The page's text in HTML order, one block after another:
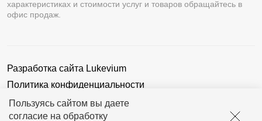
Пользуясь сайтом вы даете
согласие на обработку
характеристиках и стоимости услуг и товаров обращайтесь в
офис продаж.
Разработка сайта Lukevium
Политика конфиденциальности
Пользовательское соглашение